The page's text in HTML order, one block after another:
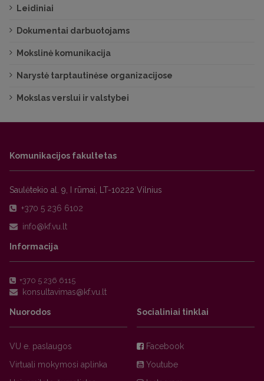
Leidiniai
Dokumentai darbuotojams
Mokslinė komunikacija
Narystė tarptautinėse organizacijose
Mokslas verslui ir valstybei
Komunikacijos fakultetas
Saulėtekio al. 9, I rūmai, LT-10222 Vilnius
+370 5 236 6102
Informacija
+370 5 236 6115
Nuorodos
VU e. paslaugos
Virtuali mokymosi aplinka
Socialiniai tinklai
Facebook
Youtube